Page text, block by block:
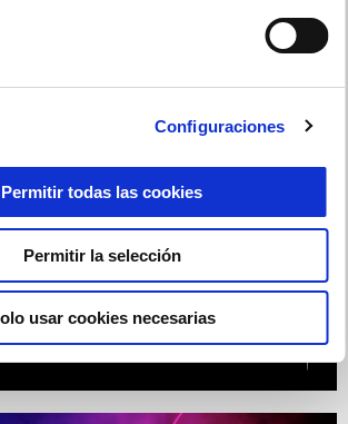
Configuraciones
Permitir todas las cookies
Permitir la selección
usar cookies necesarias
DreamRide Now al 4,99% o